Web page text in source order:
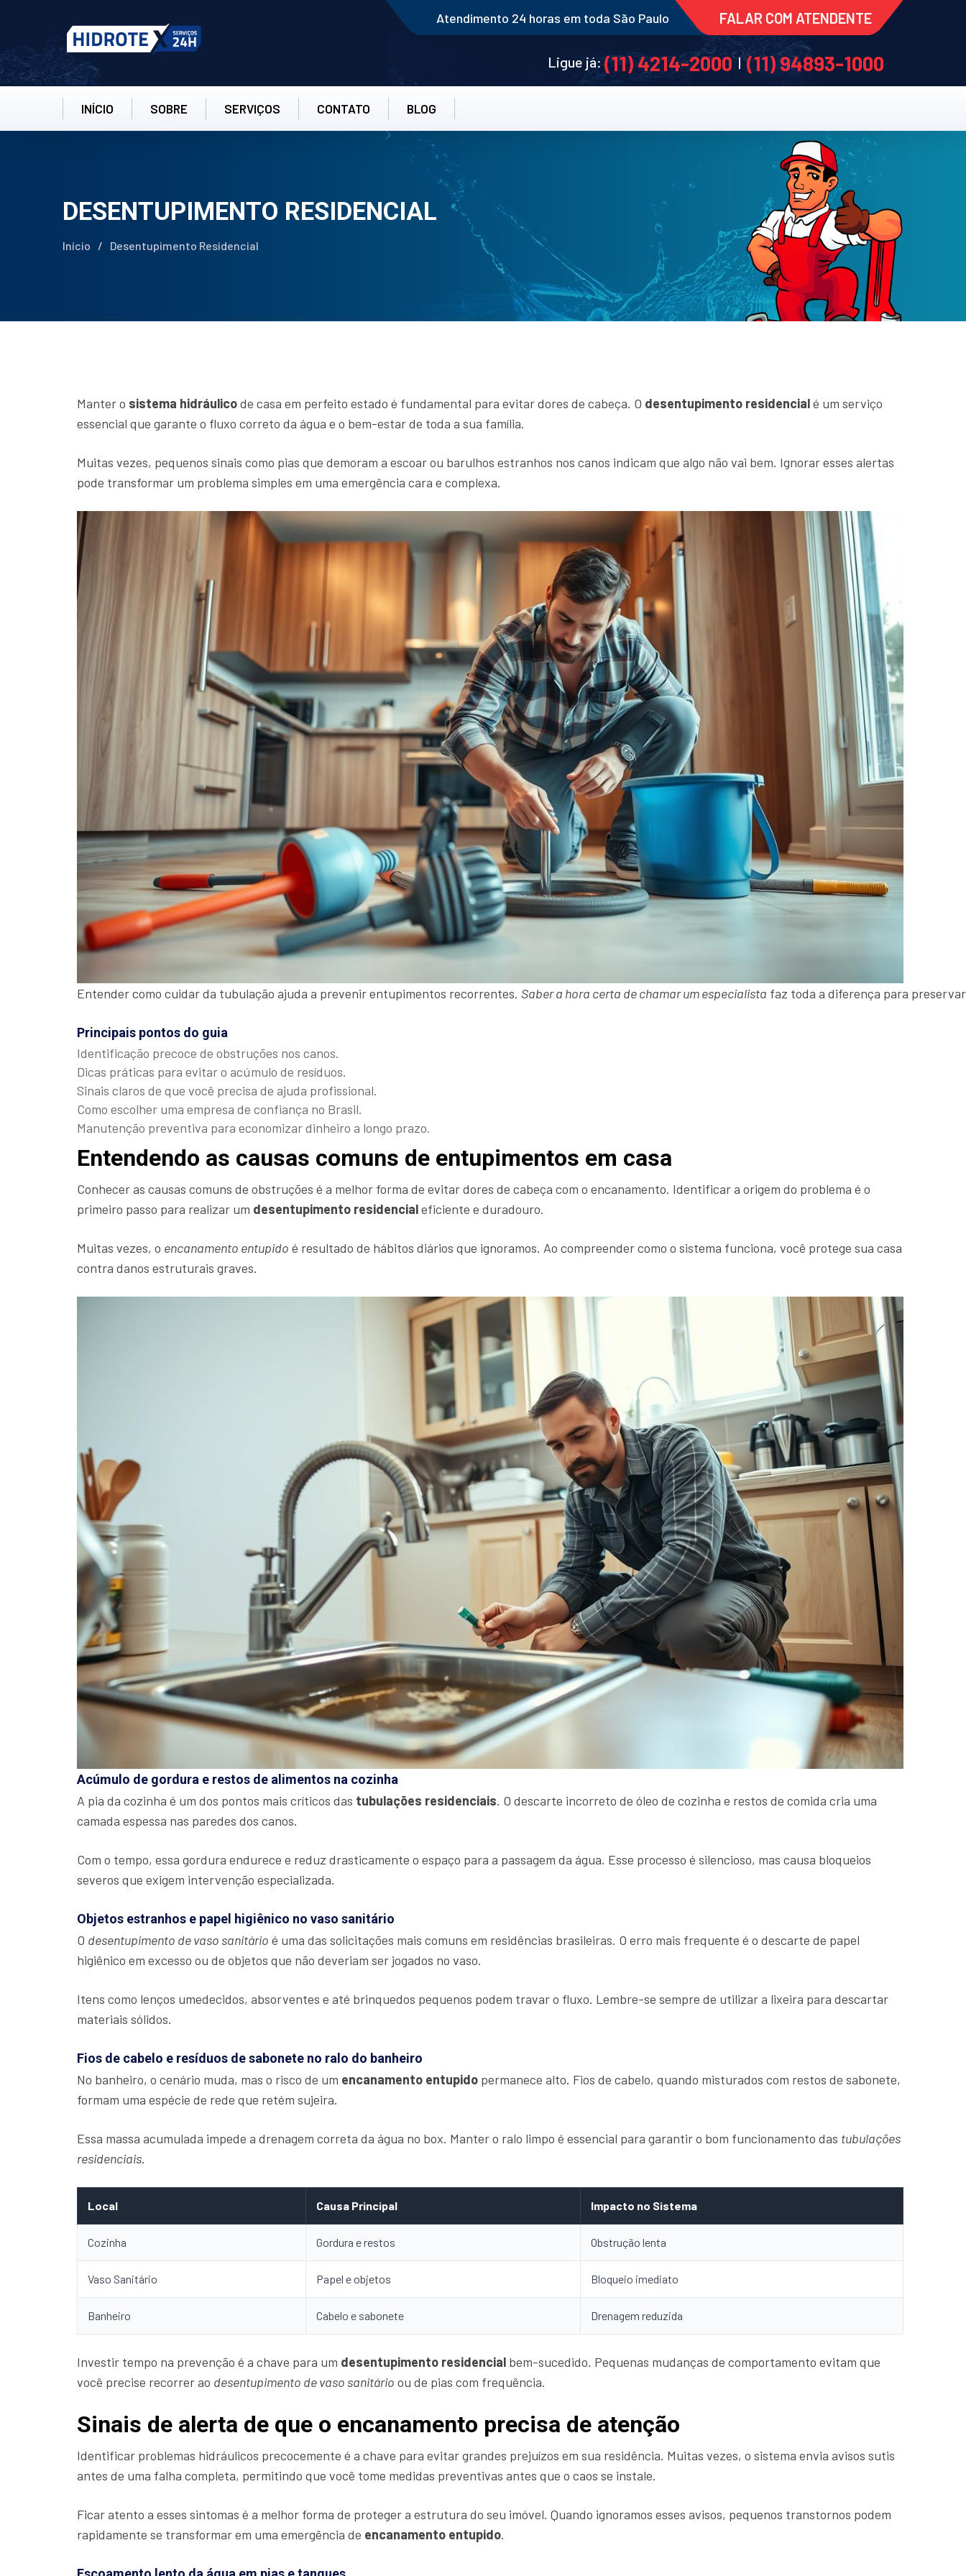
Atendimento 24 horas em toda São Paulo FALAR COM ATENDENTE
Ligue já: (11) 4214-2000|(11) 94893-1000
INÍCIO SOBRE SERVIÇOS CONTATO BLOG
DESENTUPIMENTO RESIDENCIAL
Início / Desentupimento Residencial
Manter o sistema hidráulicode casa em perfeito estado é fundamental para evitar dores de cabeça. O desentupimento residencialé um serviço
essencial que garante o fluxo correto da água e o bem-estar de toda a sua família.
Muitas vezes, pequenos sinais como pias que demoram a escoar ou barulhos estranhos nos canos indicam que algo não vai bem. Ignorar esses alertas
pode transformar um problema simples em uma emergência cara e complexa.
Entender como cuidar da tubulação ajuda a prevenir entupimentos recorrentes. Saber a hora certa de chamar um especialista faz toda a diferença para
Principais pontos do guia
Identificação precoce de obstruções nos canos.
Dicas práticas para evitar o acúmulo de resíduos.
Sinais claros de que você precisa de ajuda profissional.
Como escolher uma empresa de confiança no Brasil.
Manutenção preventiva para economizar dinheiro a longo prazo.
Entendendo as causas comuns de entupimentos em casa
Conhecer as causas comuns de obstruções é a melhor forma de evitar dores de cabeça com o encanamento. Identificar a origem do problema é o
primeiro passo para realizar um desentupimento residencialeficiente e duradouro.
Muitas vezes, o encanamento entupido é resultado de hábitos diários que ignoramos. Ao compreender como o sistema funciona, você protege sua casa
contra danos estruturais graves.
Acúmulo de gordura e restos de alimentos na cozinha
A pia da cozinha é um dos pontos mais críticos das tubulações residenciais. O descarte incorreto de óleo de cozinha e restos de comida cria uma
camada espessa nas paredes dos canos.
Com o tempo, essa gordura endurece e reduz drasticamente o espaço para a passagem da água. Esse processo é silencioso, mas causa bloqueios
severos que exigem intervenção especializada.
Objetos estranhos e papel higiênico no vaso sanitário
O desentupimento de vaso sanitário é uma das solicitações mais comuns em residências brasileiras. O erro mais frequente é o descarte de papel
higiênico em excesso ou de objetos que não deveriam ser jogados no vaso.
Itens como lenços umedecidos, absorventes e até brinquedos pequenos podem travar o fluxo. Lembre-se sempre de utilizar a lixeira para descartar
materiais sólidos.
Fios de cabelo e resíduos de sabonete no ralo do banheiro
No banheiro, o cenário muda, mas o risco de um encanamento entupido permanece alto. Fios de cabelo, quando misturados com restos de sabonete,
formam uma espécie de rede que retém sujeira.
Essa massa acumulada impede a drenagem correta da água no box. Manter o ralo limpo é essencial para garantir o bom funcionamento das tubulações
residenciais.
Local Causa Principal Impacto no Sistema
Cozinha Gordura e restos Obstrução lenta
Vaso Sanitário Papel e objetos Bloqueio imediato
Banheiro Cabelo e sabonete Drenagem reduzida
Investir tempo na prevenção é a chave para um desentupimento residencial bem-sucedido. Pequenas mudanças de comportamento evitam que
você precise recorrer ao desentupimento de vaso sanitário ou de pias com frequência.
Sinais de alerta de que o encanamento precisa de atenção
Identificar problemas hidráulicos precocemente é a chave para evitar grandes prejuízos em sua residência. Muitas vezes, o sistema envia avisos sutis
antes de uma falha completa, permitindo que você tome medidas preventivas antes que o caos se instale.
Ficar atento a esses sintomas é a melhor forma de proteger a estrutura do seu imóvel. Quando ignoramos esses avisos, pequenos transtornos podem
rapidamente se transformar em uma emergência de encanamento entupido.